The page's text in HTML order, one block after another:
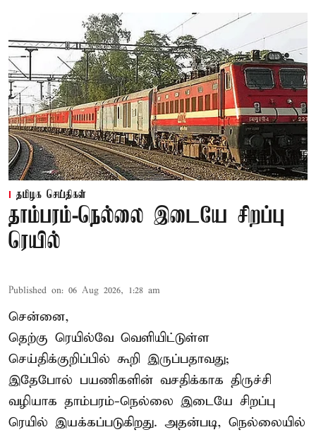
தமிழக செய்திகள்
தாம்பரம்-நெல்லை இடையே சிறப்பு
ரெயில்
Published on: 06 Aug 2026, 1:28 am
சென்னை,
தெற்கு ரெயில்வே வெளியிட்டுள்ள
செய்திக்குறிப்பில் கூறி இருப்பதாவது;
இதேபோல் பயணிகளின் வசதிக்காக திருச்சி
வழியாக தாம்பரம்-நெல்லை இடையே சிறப்பு
ரெயில் இயக்கப்படுகிறது. அதன்படி, நெல்லையில்